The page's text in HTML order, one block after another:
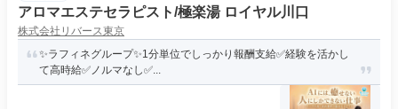
アロマエステセラピスト/極楽湯 ロイヤル川口
株式会社リバース東京
✨️ラフィネグループ✨1分単位でしっかり報酬支給️✅経験を活かし
て高時給✅️ノルマなし✅️...